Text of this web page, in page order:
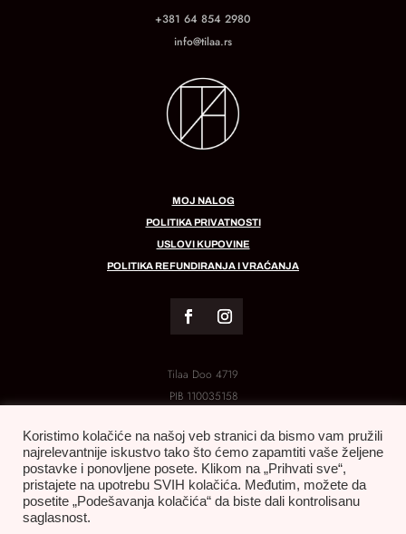
+381 64 854 2980
info@tilaa.rs
MOJ NALOG
POLITIKA PRIVATNOSTI
USLOVI KUPOVINE
POLITIKA REFUNDIRANJA I VRAĆANJA
Tilaa Doo 4719
PIB 110035158
Koristimo kolačiće na našoj veb stranici da bismo vam pružili
najrelevantnije iskustvo tako što ćemo zapamtiti vaše željene
postavke i ponovljene posete. Klikom na „Prihvati sve“,
pristajete na upotrebu SVIH kolačića. Međutim, možete da
posetite „Podešavanja kolačića“ da biste dali kontrolisanu
saglasnost.